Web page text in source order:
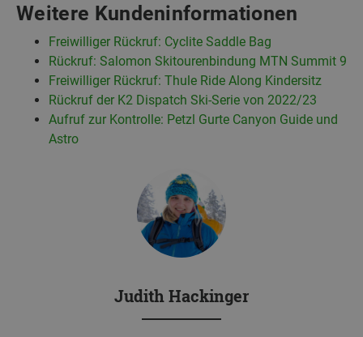
Weitere Kundeninformationen
Freiwilliger Rückruf: Cyclite Saddle Bag
Rückruf: Salomon Skitourenbindung MTN Summit 9
Freiwilliger Rückruf: Thule Ride Along Kindersitz
Rückruf der K2 Dispatch Ski-Serie von 2022/23
Aufruf zur Kontrolle: Petzl Gurte Canyon Guide und
Astro
Judith Hackinger